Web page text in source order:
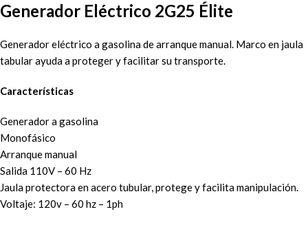
Generador Eléctrico 2G25 Élite
Generador eléctrico a gasolina de arranque manual. Marco en jaula
tabular ayuda a proteger y facilitar su transporte.
Características
Generador a gasolina
Monofásico
Arranque manual
Salida 110V – 60 Hz
Jaula protectora en acero tubular, protege y facilita manipulación.
Voltaje: 120v – 60 hz – 1ph